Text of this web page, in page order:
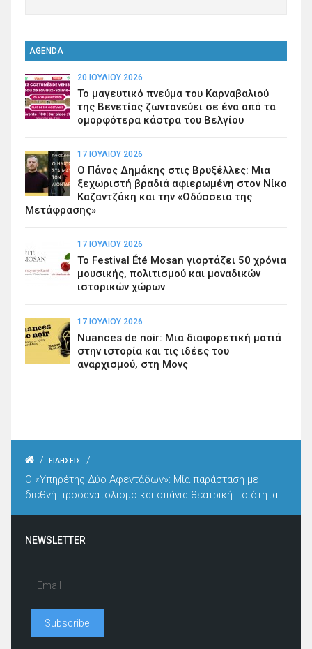
AGENDA
20 ΙΟΥΛΊΟΥ 2026
Το μαγευτικό πνεύμα του Καρναβαλιού
της Βενετίας ζωντανεύει σε ένα από τα
ομορφότερα κάστρα του Βελγίου
17 ΙΟΥΛΊΟΥ 2026
Ο Πάνος Δημάκης στις Βρυξέλλες: Μια
ξεχωριστή βραδιά αφιερωμένη στον Νίκο
Καζαντζάκη και την «Οδύσσεια της
Μετάφρασης»
17 ΙΟΥΛΊΟΥ 2026
Το Festival Été Mosan γιορτάζει 50 χρόνια
μουσικής, πολιτισμού και μοναδικών
ιστορικών χώρων
17 ΙΟΥΛΊΟΥ 2026
Nuances de noir: Μια διαφορετική ματιά
στην ιστορία και τις ιδέες του
αναρχισμού, στη Μονς
/ ΕΙΔΗΣΕΙΣ
/
Ο «Υπηρέτης Δύο Αφεντάδων»: Μία παράσταση με
διεθνή προσανατολισμό και σπάνια θεατρική ποιότητα.
NEWSLETTER